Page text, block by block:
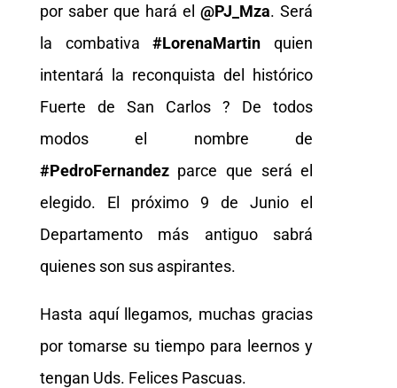
por saber que hará el@PJ_Mza. Será
la combativa#LorenaMartin quien
intentará la reconquista del histórico
Fuerte de San Carlos ? De todos
modos el nombre de
#PedroFernandezparce que será el
elegido. El próximo 9 de Junio el
Departamento más antiguo sabrá
quienes son sus aspirantes.
Hasta aquí llegamos, muchas gracias
por tomarse su tiempo para leernos y
tengan Uds. Felices Pascuas.